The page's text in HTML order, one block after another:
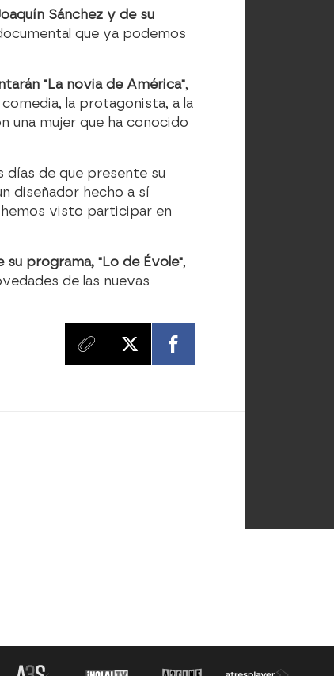
Sánchez y de su
que ya podemos
"La novia de América",
la protagonista, a la
una mujer que ha conocido
días de que presente su
diseñador hecho a sí
hemos visto participar en
programa, "Lo de Évole",
de las nuevas